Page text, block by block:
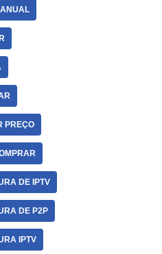
PREÇO
DE IPTV
DE P2P
IPTV